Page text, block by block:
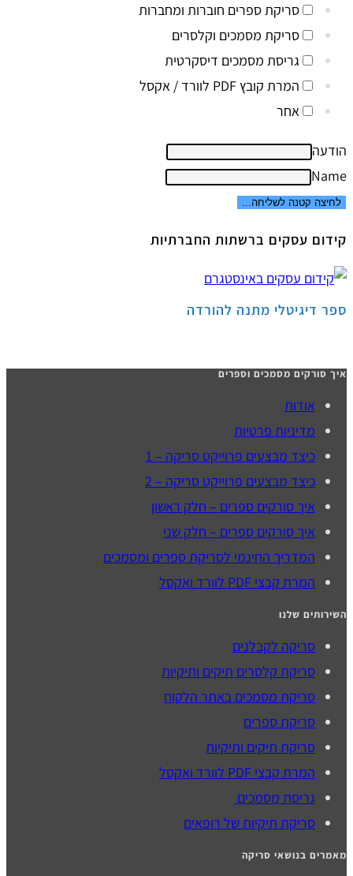
סריקת ספרים חוברות ומחברות
סריקת מסמכים וקלסרים
גריסת מסמכים דיסקרטית
המרת קובץ PDF לוורד / אקסל
אחר
הודעה
Name
לחיצה קטנה לשליחה...
קידום עסקים ברשתות החברתיות
ספר דיגיטלי מתנה להורדה
איך סורקים מסמכים וספרים
אודות
מדיניות פרטיות
כיצד מבצעים פרוייקט סריקה – 1
כיצד מבצעים פרוייקט סריקה – 2
איך סורקים ספרים – חלק ראשון
איך סורקים ספרים – חלק שני
המדריך החינמי לסריקת ספרים ומסמכים
המרת קבצי PDF לוורד ואקסל
השירותים שלנו
סריקה לקבלנים
סריקת קלסרים תיקים ותיקיות
סריקת מסמכים באתר הלקוח
סריקת ספרים
סריקת תיקים ותיקיות
המרת קבצי PDF לוורד ואקסל
גריסת מסמכים
סריקת תיקיות של רופאים
מאמרים בנושאי סריקה